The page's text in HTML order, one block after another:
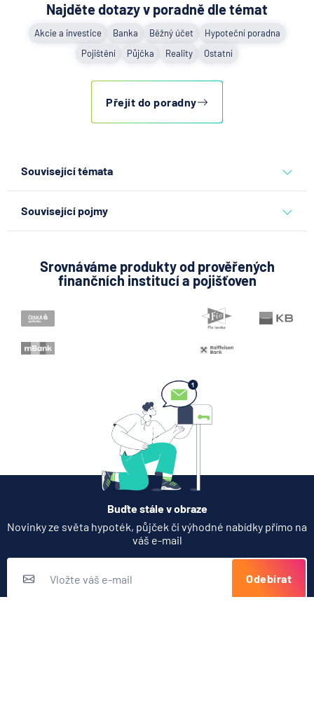
Najděte dotazy v poradně dle témat
Akcie a investice Banka Běžný účet
Hypoteční poradna
Pojištění
Půjčka Reality Ostatní
Přejít do poradny
Související témata
Související pojmy
Debetní karta
Elektronická platební karta
Kreditní karta
Platební karta
Virtuální platební karta
Srovnáváme produkty od prověřených
finančních institucí a pojišťoven
Buďte stále v obraze
Novinky ze světa hypoték, půjček či výhodné nabídky přímo na
váš e-mail
Odebírat